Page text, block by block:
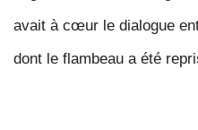
avait à cœur le dialogue
dont le flambeau a été